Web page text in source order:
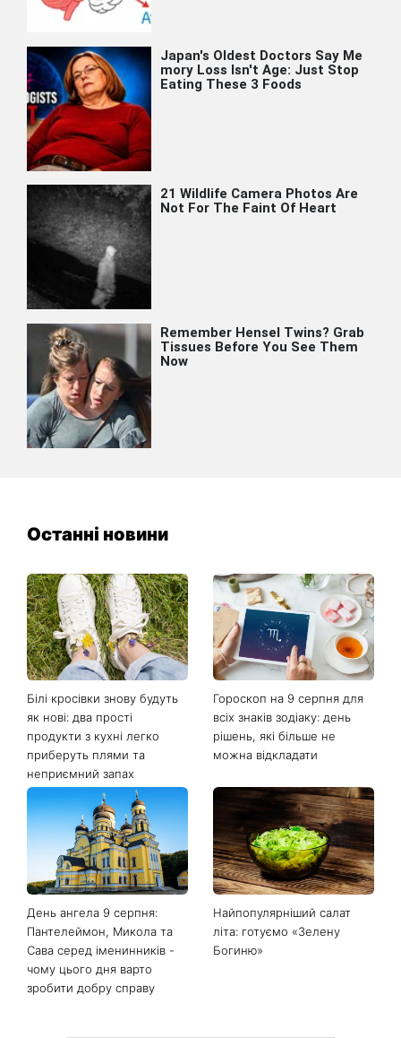
Останні новини
Білі кросівки знову будуть
як нові: два прості
продукти з кухні легко
приберуть плями та
неприємний запах
Гороскоп на 9 серпня для
всіх знаків зодіаку: день
рішень, які більше не
можна відкладати
День ангела 9 серпня:
Пантелеймон, Микола та
Сава серед іменинників -
чому цього дня варто
зробити добру справу
Найпопулярніший салат
літа: готуємо «Зелену
Богиню»